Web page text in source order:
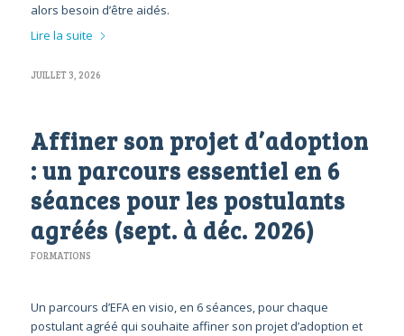
alors besoin d’être aidés.
Lire la suite
JUILLET 3, 2026
Affiner son projet d’adoption
: un parcours essentiel en 6
séances pour les postulants
agréés (sept. à déc. 2026)
FORMATIONS
Un parcours d’EFA en visio, en 6 séances, pour chaque
postulant agréé qui souhaite affiner son projet d’adoption et